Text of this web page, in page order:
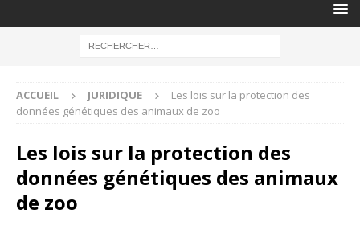
ACCUEIL JURIDIQUE
Les lois sur la protection des
données génétiques des animaux de zoo
Les lois sur la protection des
données génétiques des animaux
de zoo